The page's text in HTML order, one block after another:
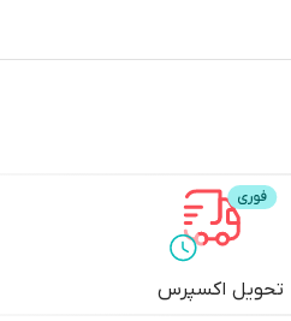
تحویل اکسپرس